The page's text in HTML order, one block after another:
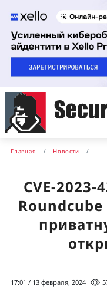
Главная Новости
CVE-2023-
17:01 / 13 февраля, 2024